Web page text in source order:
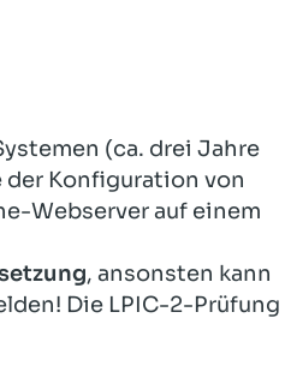
(ca. drei Jahre
Konfiguration von
Webserver auf einem
, ansonsten kann
Die LPIC-2-Prüfung